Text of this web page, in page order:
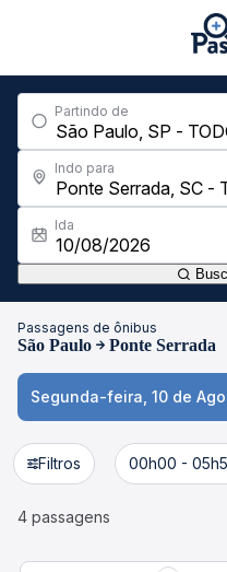
Partindo de
Indo para
Ida
Passagens de ônibus
São Paulo Ponte Serrada
Segunda-feira, 10 de
Filtros 00h00 -
4 passagens